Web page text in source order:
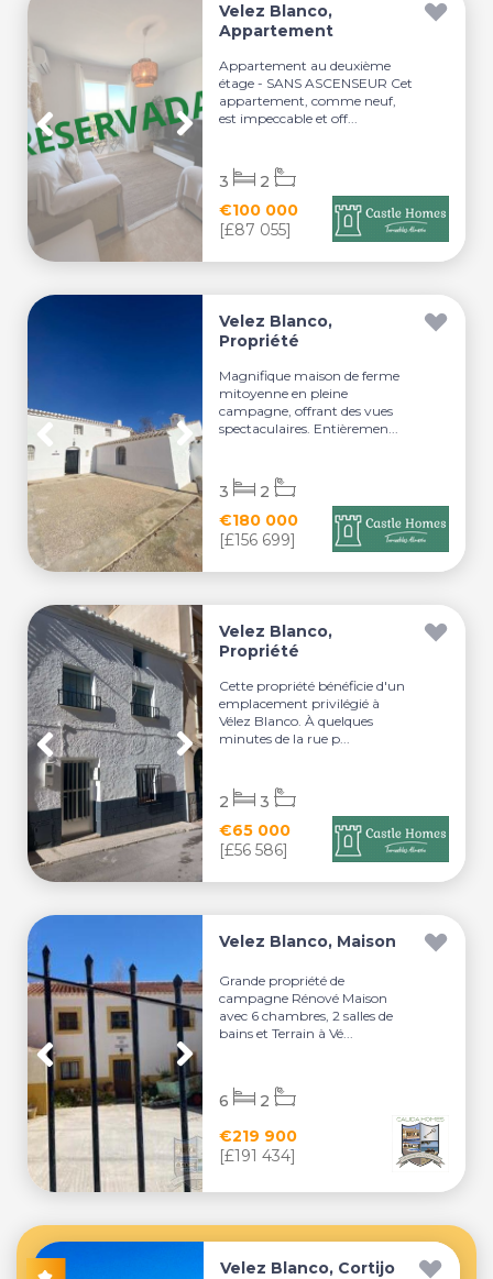
Velez Blanco,
Appartement
Appartement au deuxième
étage - SANS ASCENSEUR Cet
appartement, comme neuf,
est impeccable et off...
€100 000
[£87 055]
3 2
Velez Blanco,
Propriété
Magnifique maison de ferme
mitoyenne en pleine
campagne, offrant des vues
spectaculaires. Entièremen...
€180 000
[£156 699]
3 2
Velez Blanco,
Propriété
Cette propriété bénéficie d'un
emplacement privilégié à
Vélez Blanco. À quelques
minutes de la rue p...
€65 000
[£56 586]
2 3
Velez Blanco, Maison
Grande propriété de
campagne Rénové Maison
avec 6 chambres, 2 salles de
bains et Terrain à Vé...
€219 900
[£191 434]
6 2
Velez Blanco, Cortijo